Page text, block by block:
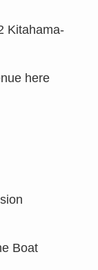
Kitahama-
here
Boat